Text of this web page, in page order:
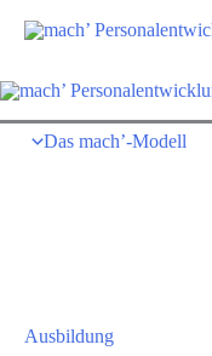
Zum
springen
Das mach’-Modell
Ausbildung